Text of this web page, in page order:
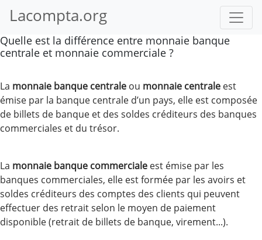
Lacompta.org
Quelle est la différence entre monnaie banque
centrale et monnaie commerciale ?
La monnaie banque centrale ou monnaie centrale est
émise par la banque centrale d’un pays, elle est composée
de billets de banque et des soldes créditeurs des banques
commerciales et du trésor.
La monnaie banque commerciale est émise par les
banques commerciales, elle est formée par les avoirs et
soldes créditeurs des comptes des clients qui peuvent
effectuer des retrait selon le moyen de paiement
disponible (retrait de billets de banque, virement...).